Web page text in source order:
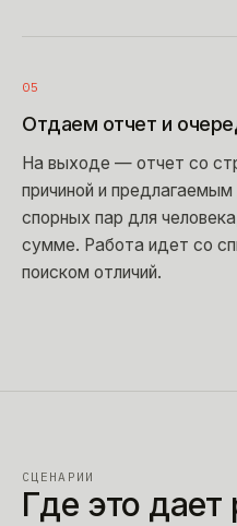
05
Отдаем отчет и
На выходе — отчет со
причиной и
спорных пар для
сумме. Работа идет со
поиском отличий.
СЦЕНАРИИ
Где это дает